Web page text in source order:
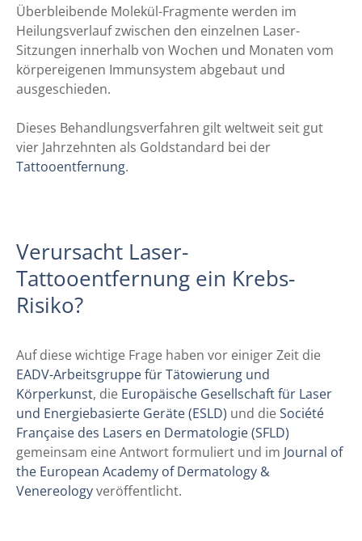
Überbleibende Molekül-Fragmente werden im
Heilungsverlauf zwischen den einzelnen Laser-
Sitzungen innerhalb von Wochen und Monaten vom
körpereigenen Immunsystem abgebaut und
ausgeschieden.
Dieses Behandlungsverfahren gilt weltweit seit gut
vier Jahrzehnten als Goldstandard bei der
Tattooentfernung.
Verursacht Laser-
Tattooentfernung ein Krebs-
Risiko?
Auf diese wichtige Frage haben vor einiger Zeit die
EADV-Arbeitsgruppe für Tätowierung und
Körperkunst, die Europäische Gesellschaft für Laser
und Energiebasierte Geräte (ESLD) und dieSociété
Française des Lasers en Dermatologie (SFLD)
gemeinsam eine Antwort formuliert und im Journal of
the European Academy of Dermatology &
Venereologyveröffentlicht.